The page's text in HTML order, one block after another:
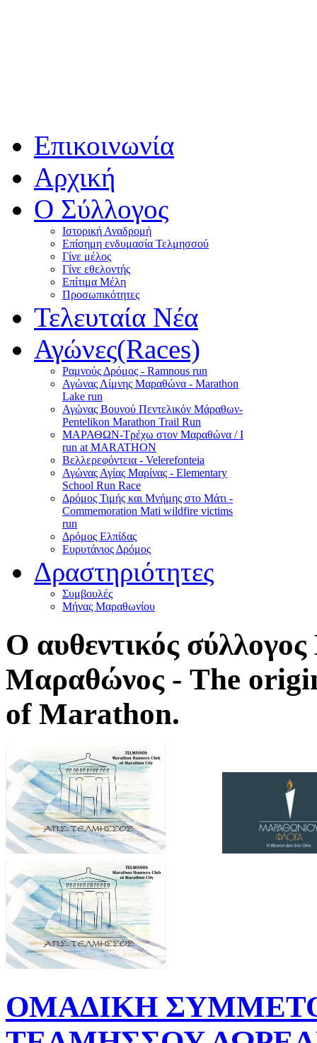
Επικοινωνία
Αρχική
Ο Σύλλογος
Ιστορική Αναδρομή
Επίσημη ενδυμασία Τελμησσού
Γίνε μέλος
Γίνε εθελοντής
Επίτιμα Μέλη
Προσωπικότητες
Τελευταία Νέα
Αγώνες(Races)
Ραμνούς Δρόμος - Ramnous run
Αγώνας Λίμνης Μαραθώνα - Marathon
Lake run
Αγώνας Βουνού Πεντελικόν Μάραθων-
Pentelikon Marathon Trail Run
ΜΑΡΑΘΩΝ-Τρέχω στον Μαραθώνα / I
run at MARATHON
Βελλερεφόντεια - Velerefonteia
Αγώνας Αγίας Μαρίνας - Elementary
School Run Race
Δρόμος Τιμής και Μνήμης στο Μάτι -
Commemoration Mati wildfire victims
run
Δρόμος Ελπίδας
Ευρυτάνιος Δρόμος
Δραστηριότητες
Συμβουλές
Μήνας Μαραθωνίου
Ο αυθεντικός
Μαραθώνος - The
of Marathon.
ΟΜΑΔΙΚΗ